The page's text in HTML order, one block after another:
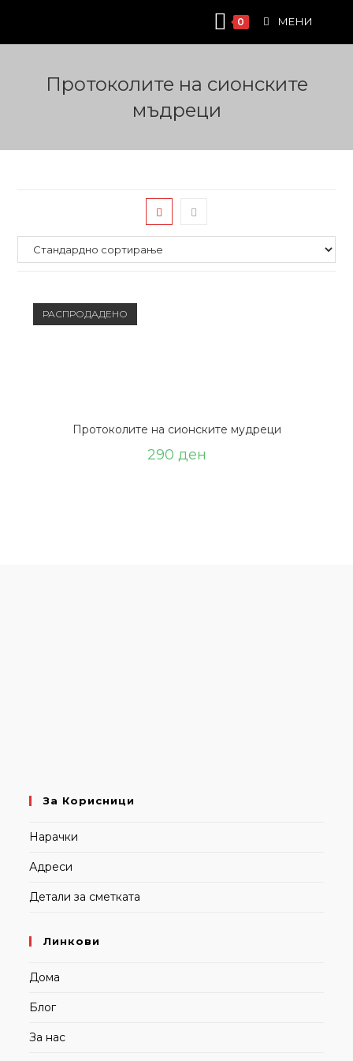
content
0 МЕНИ
Протоколите на сионските
мъдреци
РАСПРОДАДЕНО
Протоколите на сионските мудреци
290 ден
За Корисници
Нарачки
Адреси
Детали за сметката
Линкови
Дома
Блог
За нас